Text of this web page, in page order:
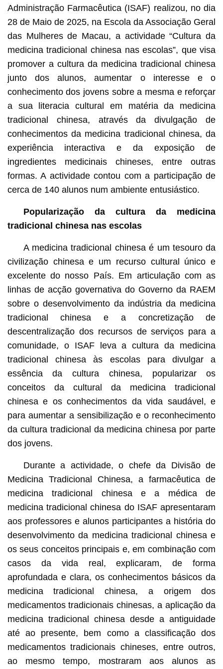
Administração Farmacêutica (ISAF) realizou, no dia
28 de Maio de 2025, na Escola da Associação Geral
das Mulheres de Macau, a actividade “Cultura da
medicina tradicional chinesa nas escolas”, que visa
promover a cultura da medicina tradicional chinesa
junto dos alunos, aumentar o interesse e o
conhecimento dos jovens sobre a mesma e reforçar
a sua literacia cultural em matéria da medicina
tradicional chinesa, através da divulgação de
conhecimentos da medicina tradicional chinesa, da
experiência interactiva e da exposição de
ingredientes medicinais chineses, entre outras
formas. A actividade contou com a participação de
cerca de 140 alunos num ambiente entusiástico.
Popularização da cultura da medicina
tradicional chinesa nas escolas
A medicina tradicional chinesa é um tesouro da
civilização chinesa e um recurso cultural único e
excelente do nosso País. Em articulação com as
linhas de acção governativa do Governo da RAEM
sobre o desenvolvimento da indústria da medicina
tradicional chinesa e a concretização de
descentralização dos recursos de serviços para a
comunidade, o ISAF leva a cultura da medicina
tradicional chinesa às escolas para divulgar a
essência da cultura chinesa, popularizar os
conceitos da cultural da medicina tradicional
chinesa e os conhecimentos da vida saudável, e
para aumentar a sensibilização e o reconhecimento
da cultura tradicional da medicina chinesa por parte
dos jovens.
Durante a actividade, o chefe da Divisão de
Medicina Tradicional Chinesa, a farmacêutica de
medicina tradicional chinesa e a médica de
medicina tradicional chinesa do ISAF apresentaram
aos professores e alunos participantes a história do
desenvolvimento da medicina tradicional chinesa e
os seus conceitos principais e, em combinação com
casos da vida real, explicaram, de forma
aprofundada e clara, os conhecimentos básicos da
medicina tradicional chinesa, a origem dos
medicamentos tradicionais chinesas, a aplicação da
medicina tradicional chinesa desde a antiguidade
até ao presente, bem como a classificação dos
medicamentos tradicionais chineses, entre outros,
ao mesmo tempo, mostraram aos alunos as